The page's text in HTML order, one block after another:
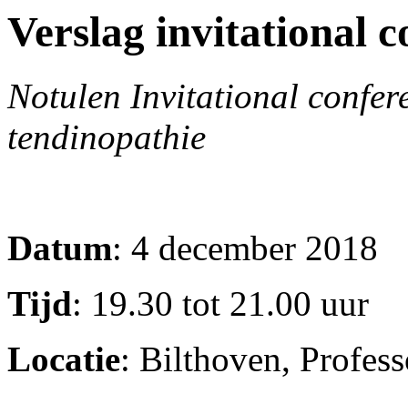
Verslag invitational
Notulen Invitational
tendinopathie
Datum: 4 december 2018
Tijd: 19.30 tot 21.00 uur
Locatie: Bilthoven,